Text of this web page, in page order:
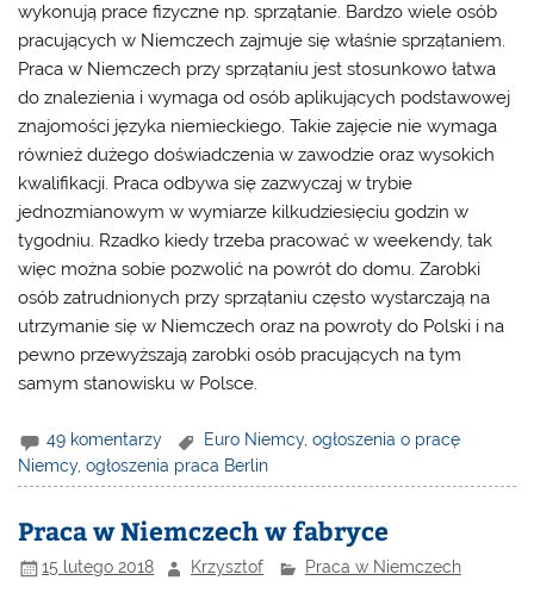
wykonują prace fizyczne np. sprzątanie. Bardzo wiele osób
pracujących w Niemczech zajmuje się właśnie sprzątaniem.
Praca w Niemczech przy sprzątaniu jest stosunkowo łatwa
do znalezienia i wymaga od osób aplikujących podstawowej
znajomości języka niemieckiego. Takie zajęcie nie wymaga
również dużego doświadczenia w zawodzie oraz wysokich
kwalifikacji. Praca odbywa się zazwyczaj w trybie
jednozmianowym w wymiarze kilkudziesięciu godzin w
tygodniu. Rzadko kiedy trzeba pracować w weekendy, tak
więc można sobie pozwolić na powrót do domu. Zarobki
osób zatrudnionych przy sprzątaniu często wystarczają na
utrzymanie się w Niemczech oraz na powroty do Polski i na
pewno przewyższają zarobki osób pracujących na tym
samym stanowisku w Polsce.
49 komentarzy Euro Niemcy,ogłoszenia o pracę
Niemcy,ogłoszenia praca Berlin
Praca w Niemczech w fabryce
15 lutego 2018 Krzysztof Praca w Niemczech